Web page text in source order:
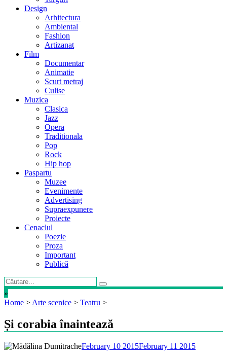
Design
Arhitectura
Ambiental
Fashion
Artizanat
Film
Documentar
Animatie
Scurt metraj
Culise
Muzica
Clasica
Jazz
Opera
Traditionala
Pop
Rock
Hip hop
Paspartu
Muzee
Evenimente
Advertising
Supraexpunere
Proiecte
Cenaclul
Poezie
Proza
Important
Publică
»
Home > Arte scenice > Teatru >
Și corabia înaintează
February 10 2015February 11 2015